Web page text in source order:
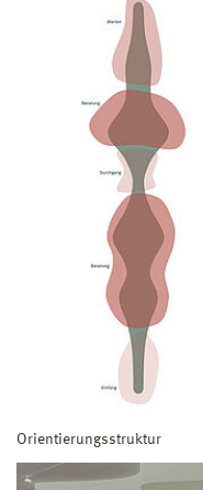
Orientierungsstruktur